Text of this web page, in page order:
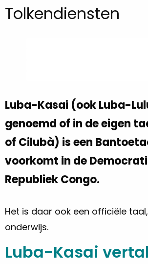
Tolkendiensten
Luba-Kasai (ook Luba-
genoemd of in de eigen
of Cilubà) is een
voorkomt in de
Republiek Congo.
Het is daar ook een officiële
onderwijs.
Luba-Kasai